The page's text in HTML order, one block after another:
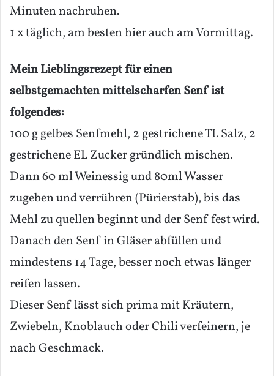
Minuten nachruhen.
1 x täglich, am besten hier auch am Vormittag.
Mein Lieblingsrezept für einen
selbstgemachten mittelscharfen Senf ist
folgendes:
100 g gelbes Senfmehl, 2 gestrichene TL Salz, 2
gestrichene EL Zucker gründlich mischen.
Dann 60 ml Weinessig und 80ml Wasser
zugeben und verrühren (Pürierstab), bis das
Mehl zu quellen beginnt und der Senf fest wird.
Danach den Senf in Gläser abfüllen und
mindestens 14 Tage, besser noch etwas länger
reifen lassen.
Dieser Senf lässt sich prima mit Kräutern,
Zwiebeln, Knoblauch oder Chili verfeinern, je
nach Geschmack.